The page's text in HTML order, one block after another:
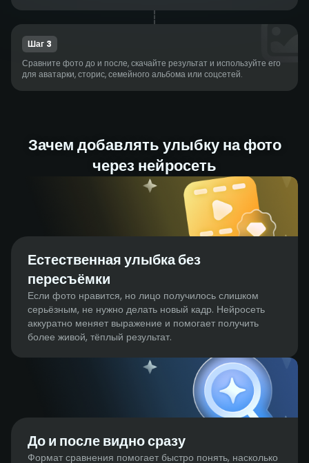
Шаг 3
Сравните фото до и после, скачайте результат и используйте его
для аватарки, сторис, семейного альбома или соцсетей.
Зачем добавлять улыбку на фото
через нейросеть
Естественная улыбка без
пересъёмки
Если фото нравится, но лицо получилось слишком
серьёзным, не нужно делать новый кадр. Нейросеть
аккуратно меняет выражение и помогает получить
более живой, тёплый результат.
До и после видно сразу
Формат сравнения помогает быстро понять, насколько